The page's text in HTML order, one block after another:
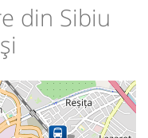
din Sibiu